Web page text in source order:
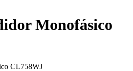
Monofásico
CL758WJ